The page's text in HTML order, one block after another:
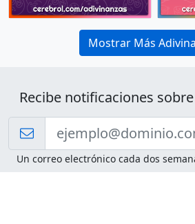
Mostrar Más
Recibe notificaciones
Un correo electrónico cada dos